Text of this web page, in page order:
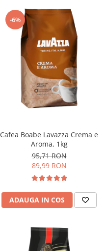
-6%
Cafea Boabe Lavazza Crema e
Aroma, 1kg
95,71 RON
89,99 RON
ADAUGA IN COS